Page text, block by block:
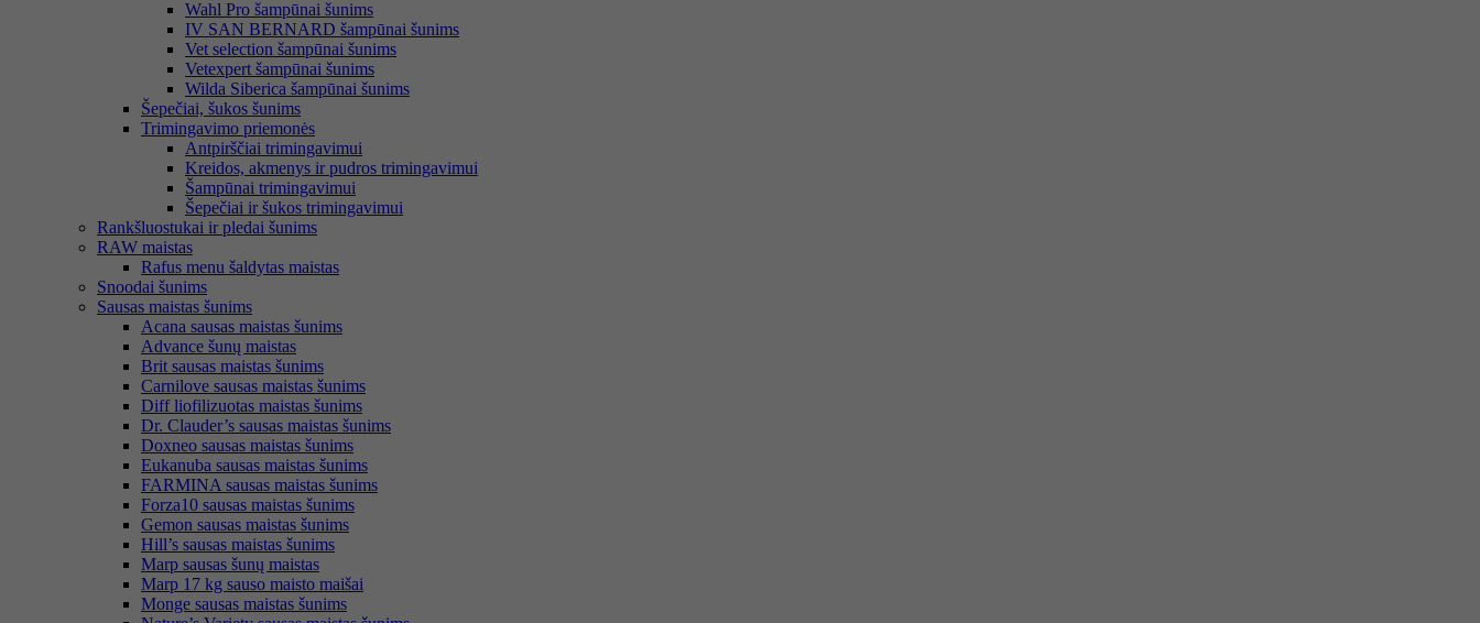
Wahl Pro šampūnai šunims
IV SAN BERNARD šampūnai šunims
Vet selection šampūnai šunims
Vetexpert šampūnai šunims
Wilda Siberica šampūnai šunims
Šepečiai, šukos šunims
Trimingavimo priemonės
Antpirščiai trimingavimui
Kreidos, akmenys ir pudros trimingavimui
Šampūnai trimingavimui
Šepečiai ir šukos trimingavimui
Rankšluostukai ir pledai šunims
RAW maistas
Rafus menu šaldytas maistas
Snoodai šunims
Sausas maistas šunims
Acana sausas maistas šunims
Advance šunų maistas
Brit sausas maistas šunims
Carnilove sausas maistas šunims
Diff liofilizuotas maistas šunims
Dr. Clauder’s sausas maistas šunims
Doxneo sausas maistas šunims
Eukanuba sausas maistas šunims
FARMINA sausas maistas šunims
Forza10 sausas maistas šunims
Gemon sausas maistas šunims
Hill’s sausas maistas šunims
Marp sausas šunų maistas
Marp 17 kg sauso maisto maišai
Monge sausas maistas šunims